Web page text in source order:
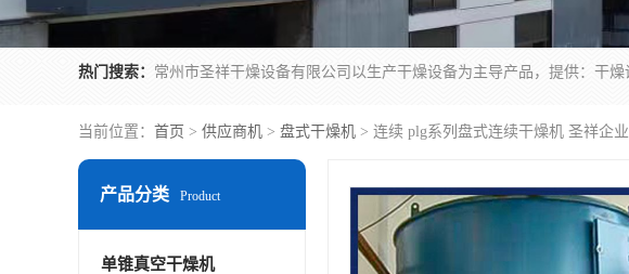
热门搜索：
当前位置： 首页 > 供应商机 > 盘式干燥机 > 连续 plg系列盘式连续干燥机 圣祥企业
产品分类 Product
单锥真空干燥机